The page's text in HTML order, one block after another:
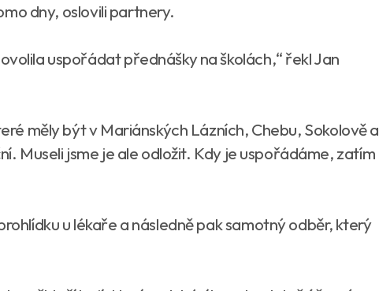
dny, oslovili partnery.
uspořádat přednášky na školách,“ řekl Jan
měly být v Mariánských Lázních, Chebu, Sokolově a
Museli jsme je ale odložit. Kdy je uspořádáme, zatím
u lékaře a následně pak samotný odběr, který